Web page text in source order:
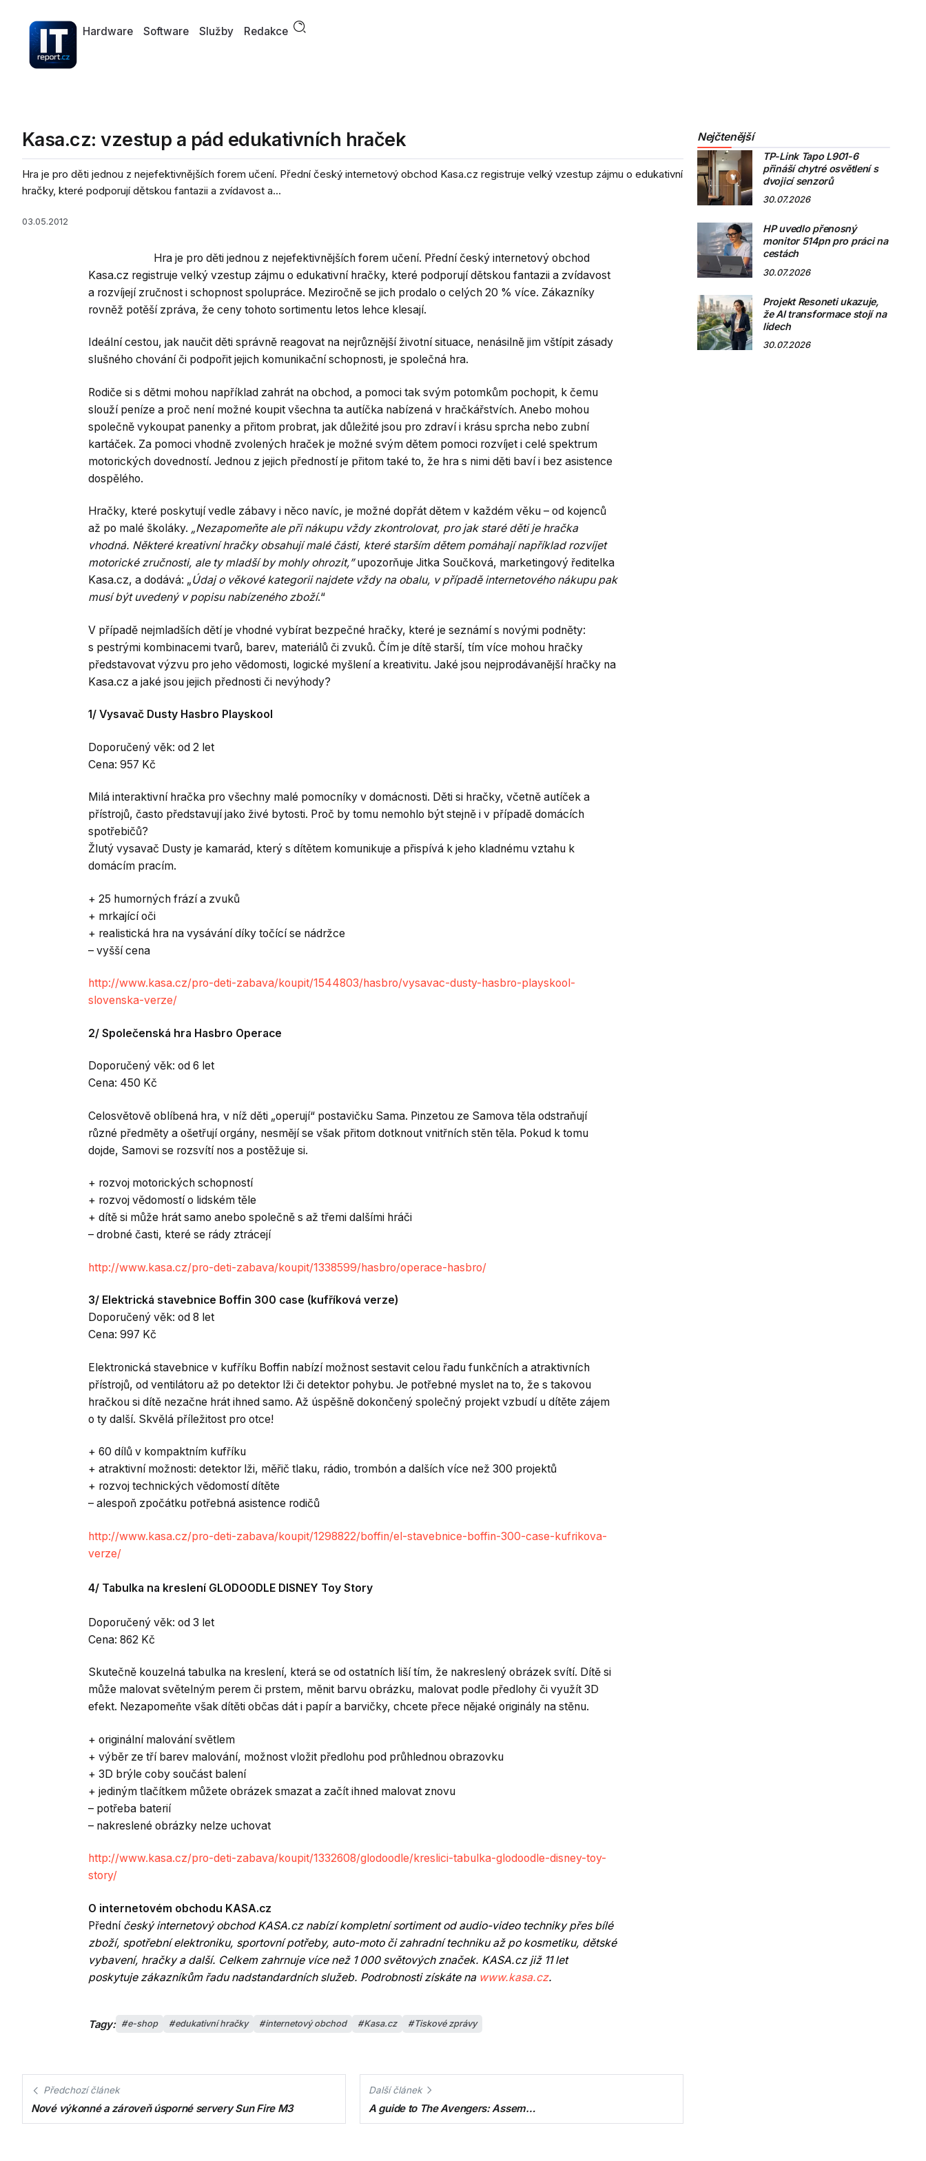
Hardware Software Služby Redakce
Kasa.cz: vzestup a pád edukativních hraček
Hra je pro děti jednou z nejefektivnějších forem učení. Přední český internetový obchod Kasa.cz registruje velký vzestup zájmu o edukativní
hračky, které podporují dětskou fantazii a zvídavost a...
03.05.2012
Hra je pro děti jednou z nejefektivnějších forem učení. Přední český internetový obchod
Kasa.cz registruje velký vzestup zájmu o edukativní hračky, které podporují dětskou fantazii a zvídavost
a rozvíjejí zručnost i schopnost spolupráce. Meziročně se jich prodalo o celých 20 % více. Zákazníky
rovněž potěší zpráva, že ceny tohoto sortimentu letos lehce klesají.
Ideální cestou, jak naučit děti správně reagovat na nejrůznější životní situace, nenásilně jim vštípit zásady
slušného chování či podpořit jejich komunikační schopnosti, je společná hra.
Rodiče si s dětmi mohou například zahrát na obchod, a pomoci tak svým potomkům pochopit, k čemu
slouží peníze a proč není možné koupit všechna ta autíčka nabízená v hračkářstvích. Anebo mohou
společně vykoupat panenky a přitom probrat, jak důležité jsou pro zdraví i krásu sprcha nebo zubní
kartáček. Za pomoci vhodně zvolených hraček je možné svým dětem pomoci rozvíjet i celé spektrum
motorických dovedností. Jednou z jejich předností je přitom také to, že hra s nimi děti baví i bez asistence
dospělého.
Hračky, které poskytují vedle zábavy i něco navíc, je možné dopřát dětem v každém věku – od kojenců
až po malé školáky. „Nezapomeňte ale při nákupu vždy zkontrolovat, pro jak staré děti je hračka
vhodná. Některé kreativní hračky obsahují malé části, které starším dětem pomáhají například rozvíjet
motorické zručnosti, ale ty mladší by mohly ohrozit,”upozorňuje Jitka Součková, marketingový ředitelka
Kasa.cz, a dodává: „Údaj o věkové kategorii najdete vždy na obalu, v případě internetového nákupu pak
musí být uvedený v popisu nabízeného zboží.“
V případě nejmladších dětí je vhodné vybírat bezpečné hračky, které je seznámí s novými podněty:
s pestrými kombinacemi tvarů, barev, materiálů či zvuků. Čím je dítě starší, tím více mohou hračky
představovat výzvu pro jeho vědomosti, logické myšlení a kreativitu. Jaké jsou nejprodávanější hračky na
Kasa.cz a jaké jsou jejich přednosti či nevýhody?
1/ Vysavač Dusty Hasbro Playskool
Doporučený věk: od 2 let
Cena: 957 Kč
Milá interaktivní hračka pro všechny malé pomocníky v domácnosti. Děti si hračky, včetně autíček a
přístrojů, často představují jako živé bytosti. Proč by tomu nemohlo být stejně i v případě domácích
spotřebičů?
Žlutý vysavač Dusty je kamarád, který s dítětem komunikuje a přispívá k jeho kladnému vztahu k
domácím pracím.
+ 25 humorných frází a zvuků
+ mrkající oči
+ realistická hra na vysávání díky točící se nádržce
– vyšší cena
http://www.kasa.cz/pro-deti-zabava/koupit/1544803/hasbro/vysavac-dusty-hasbro-playskool-
slovenska-verze/
2/ Společenská hra Hasbro Operace
Doporučený věk: od 6 let
Cena: 450 Kč
Celosvětově oblíbená hra, v níž děti „operují“ postavičku Sama. Pinzetou ze Samova těla odstraňují
různé předměty a ošetřují orgány, nesmějí se však přitom dotknout vnitřních stěn těla. Pokud k tomu
dojde, Samovi se rozsvítí nos a postěžuje si.
+ rozvoj motorických schopností
+ rozvoj vědomostí o lidském těle
+ dítě si může hrát samo anebo společně s až třemi dalšími hráči
– drobné časti, které se rády ztrácejí
http://www.kasa.cz/pro-deti-zabava/koupit/1338599/hasbro/operace-hasbro/
3/ Elektrická stavebnice Boffin 300 case (kufříková verze)
Doporučený věk: od 8 let
Cena: 997 Kč
Elektronická stavebnice v kufříku Boffin nabízí možnost sestavit celou řadu funkčních a atraktivních
přístrojů, od ventilátoru až po detektor lži či detektor pohybu. Je potřebné myslet na to, že s takovou
hračkou si dítě nezačne hrát ihned samo. Až úspěšně dokončený společný projekt vzbudí u dítěte zájem
o ty další. Skvělá příležitost pro otce!
+ 60 dílů v kompaktním kufříku
+ atraktivní možnosti: detektor lži, měřič tlaku, rádio, trombón a dalších více než 300 projektů
+ rozvoj technických vědomostí dítěte
– alespoň zpočátku potřebná asistence rodičů
http://www.kasa.cz/pro-deti-zabava/koupit/1298822/boffin/el-stavebnice-boffin-300-case-kufrikova-
verze/
4/ Tabulka na kreslení GLODOODLE DISNEY Toy Story
Doporučený věk: od 3 let
Cena: 862 Kč
Skutečně kouzelná tabulka na kreslení, která se od ostatních liší tím, že nakreslený obrázek svítí. Dítě si
může malovat světelným perem či prstem, měnit barvu obrázku, malovat podle předlohy či využít 3D
efekt. Nezapomeňte však dítěti občas dát i papír a barvičky, chcete přece nějaké originály na stěnu.
+ originální malování světlem
+ výběr ze tří barev malování, možnost vložit předlohu pod průhlednou obrazovku
+ 3D brýle coby součást balení
+ jediným tlačítkem můžete obrázek smazat a začít ihned malovat znovu
– potřeba baterií
– nakreslené obrázky nelze uchovat
http://www.kasa.cz/pro-deti-zabava/koupit/1332608/glodoodle/kreslici-tabulka-glodoodle-disney-toy-
story/
O internetovém obchodu KASA.cz
Přední český internetový obchod KASA.cz nabízí kompletní sortiment od audio-video techniky přes bílé
zboží, spotřební elektroniku, sportovní potřeby, auto-moto či zahradní techniku až po kosmetiku, dětské
vybavení, hračky a další. Celkem zahrnuje více než 1 000 světových značek. KASA.cz již 11 let
poskytuje zákazníkům řadu nadstandardních služeb. Podrobnosti získáte na www.kasa.cz.
Tagy: e-shop edukativní hračky internetový obchod Kasa.cz Tiskové zprávy
Předchozí článek
Nové výkonné a zároveň úsporné servery Sun Fire M3
Další článek
A guide to The Avengers: Assem…
Nejčtenější
TP-Link Tapo L901-6
přináší chytré osvětlení s
dvojicí senzorů
30.07.2026
HP uvedlo přenosný
monitor 514pn pro práci na
cestách
30.07.2026
Projekt Resoneti ukazuje,
že AI transformace stojí na
lidech
30.07.2026